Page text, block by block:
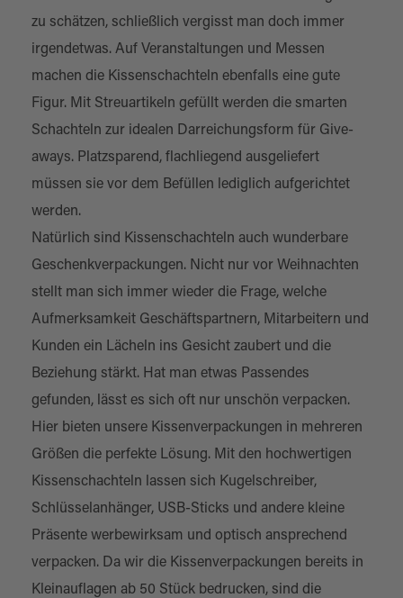
zu schätzen, schließlich vergisst man doch immer
irgendetwas. Auf Veranstaltungen und Messen
machen die Kissenschachteln ebenfalls eine gute
Figur. Mit Streuartikeln gefüllt werden die smarten
Schachteln zur idealen Darreichungsform für Give-
aways. Platzsparend, flachliegend ausgeliefert
müssen sie vor dem Befüllen lediglich aufgerichtet
werden.
Natürlich sind Kissenschachteln auch wunderbare
Geschenkverpackungen. Nicht nur vor Weihnachten
stellt man sich immer wieder die Frage, welche
Aufmerksamkeit Geschäftspartnern, Mitarbeitern und
Kunden ein Lächeln ins Gesicht zaubert und die
Beziehung stärkt. Hat man etwas Passendes
gefunden, lässt es sich oft nur unschön verpacken.
Hier bieten unsere Kissenverpackungen in mehreren
Größen die perfekte Lösung. Mit den hochwertigen
Kissenschachteln lassen sich Kugelschreiber,
Schlüsselanhänger, USB-Sticks und andere kleine
Präsente werbewirksam und optisch ansprechend
verpacken. Da wir die Kissenverpackungen bereits in
Kleinauflagen ab 50 Stück bedrucken, sind die